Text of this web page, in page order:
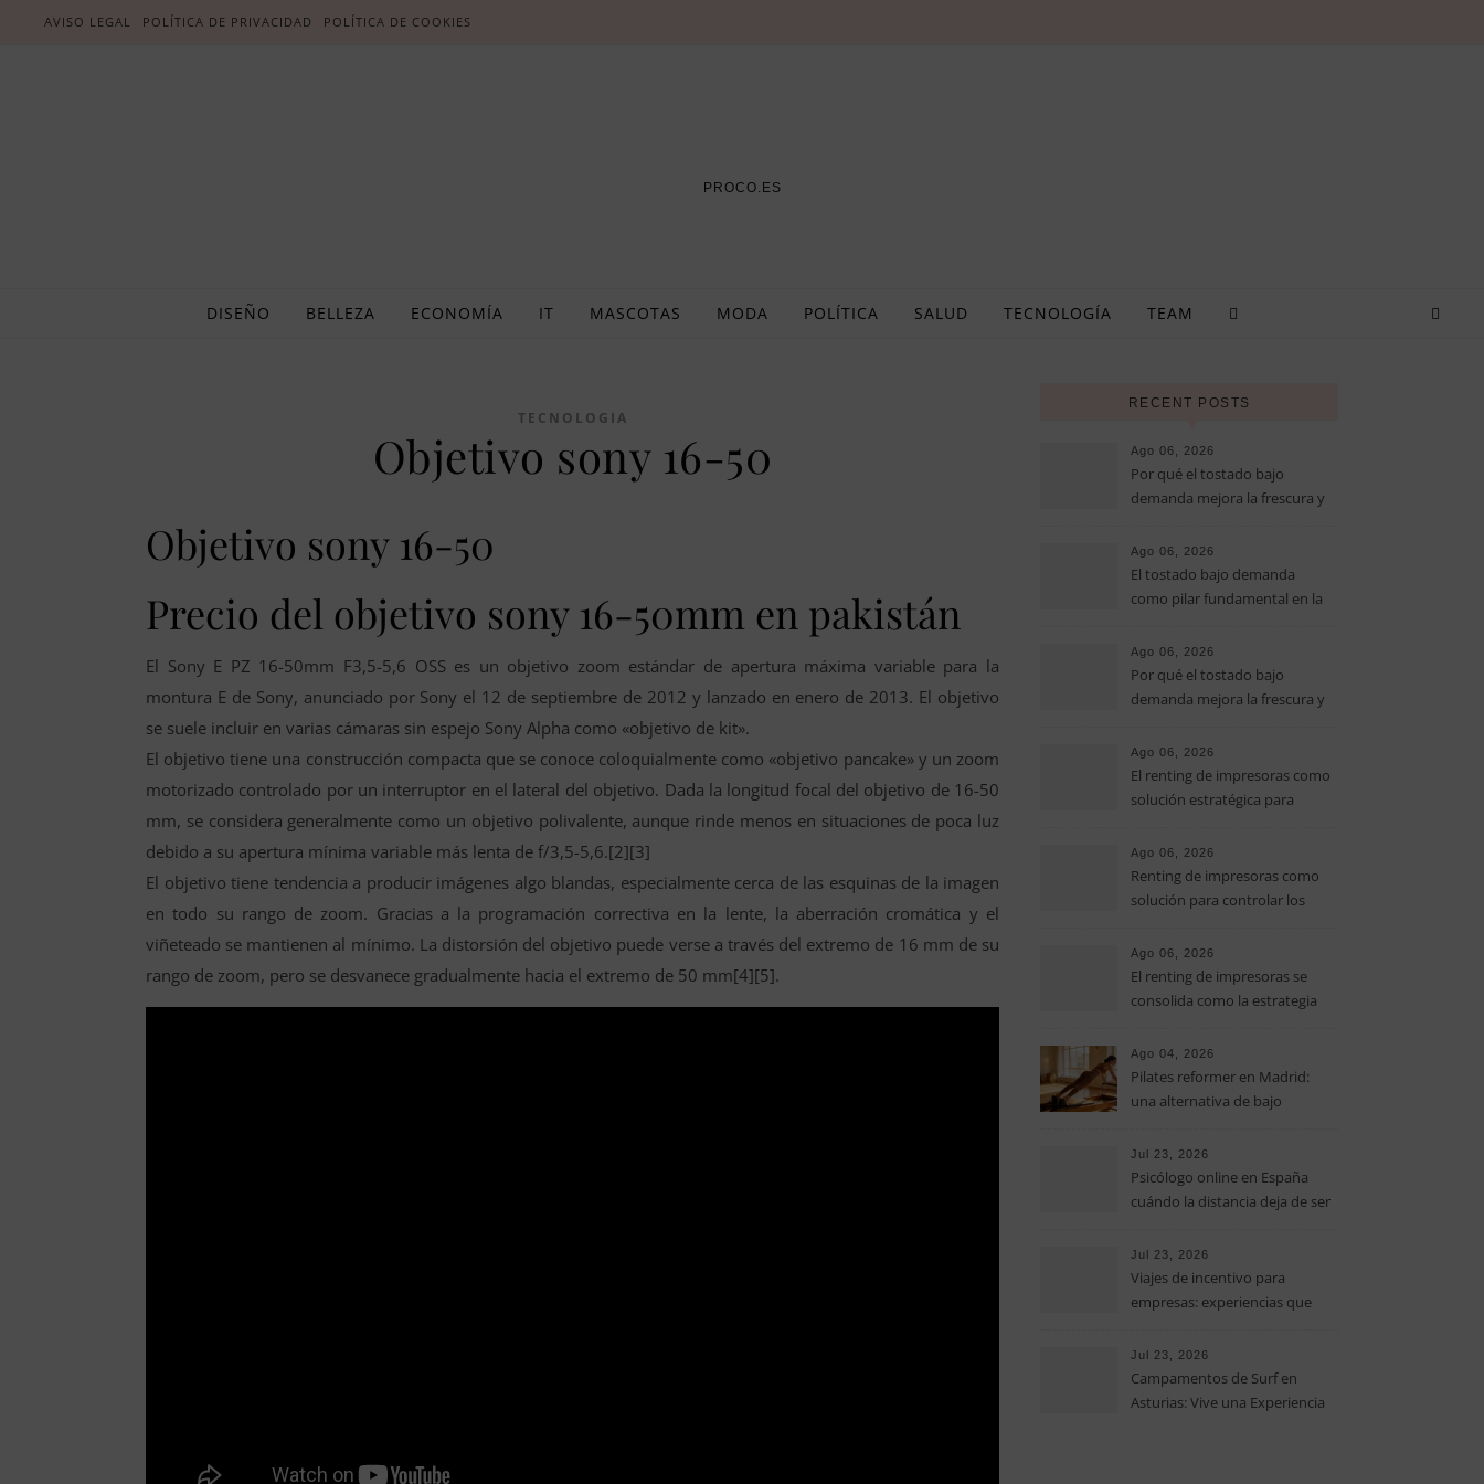
AVISO LEGAL POLÍTICA DE PRIVACIDAD POLÍTICA DE COOKIES
PROCO.ES
DISEÑO BELLEZA ECONOMÍA IT MASCOTAS MODA POLÍTICA SALUD TECNOLOGÍA TEAM
TECNOLOGIA
Objetivo sony 16-50
Objetivo sony 16-50
Precio del objetivo sony 16-50mm en pakistán
El Sony E PZ 16-50mm F3,5-5,6 OSS es un objetivo zoom estándar de apertura máxima variable para la
montura E de Sony, anunciado por Sony el 12 de septiembre de 2012 y lanzado en enero de 2013. El objetivo
se suele incluir en varias cámaras sin espejo Sony Alpha como «objetivo de kit».
El objetivo tiene una construcción compacta que se conoce coloquialmente como «objetivo pancake» y un zoom
motorizado controlado por un interruptor en el lateral del objetivo. Dada la longitud focal del objetivo de 16-50
mm, se considera generalmente como un objetivo polivalente, aunque rinde menos en situaciones de poca luz
debido a su apertura mínima variable más lenta de f/3,5-5,6.[2][3]
El objetivo tiene tendencia a producir imágenes algo blandas, especialmente cerca de las esquinas de la imagen
en todo su rango de zoom. Gracias a la programación correctiva en la lente, la aberración cromática y el
viñeteado se mantienen al mínimo. La distorsión del objetivo puede verse a través del extremo de 16 mm de su
rango de zoom, pero se desvanece gradualmente hacia el extremo de 50 mm[4][5].
RECENT POSTS
Ago 06, 2026
Por qué el tostado bajo
demanda mejora la frescura y
especialidad
Ago 06, 2026
El tostado bajo demanda
como pilar fundamental en la
Ago 06, 2026
Por qué el tostado bajo
demanda mejora la frescura y
especialidad
Ago 06, 2026
El renting de impresoras como
solución estratégica para
pymes
Ago 06, 2026
Renting de impresoras como
solución para controlar los
pymes
Ago 06, 2026
El renting de impresoras se
consolida como la estrategia
operativos en las pequeñas y
medianas empresas
Ago 04, 2026
Pilates reformer en Madrid:
una alternativa de bajo
fuerza y movilidad
Jul 23, 2026
Psicólogo online en España
cuándo la distancia deja de ser
terapia
Jul 23, 2026
Viajes de incentivo para
empresas: experiencias que
la oficina
Jul 23, 2026
Campamentos de Surf en
Asturias: Vive una Experiencia